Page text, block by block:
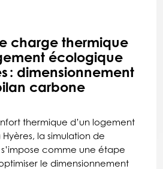
charge thermique
écologique
: dimensionnement
carbone
thermique d’un logement
la simulation de
comme une étape
le dimensionnement